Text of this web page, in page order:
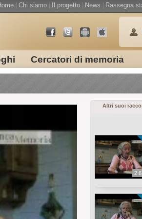
Cercatori di memoria
Chi siamo Il progetto News Rassegna
Altri suoi